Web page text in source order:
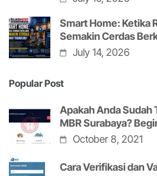
Smart Home: Ketika
Semakin Cerdas
July 14, 2026
Popular Post
Apakah Anda Sudah
MBR Surabaya?
October 8, 2021
Cara Verifikasi dan